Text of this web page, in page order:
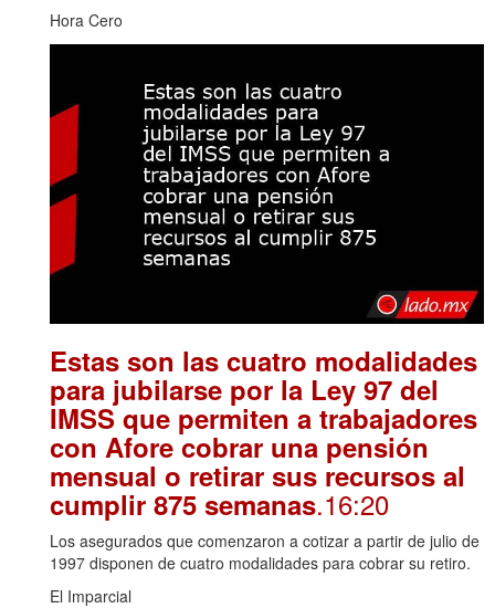
Hora Cero
Estas son las cuatro modalidades
para jubilarse por la Ley 97 del
IMSS que permiten a trabajadores
con Afore cobrar una pensión
mensual o retirar sus recursos al
cumplir 875 semanas.16:20
Los asegurados que comenzaron a cotizar a partir de julio de
1997 disponen de cuatro modalidades para cobrar su retiro.
El Imparcial